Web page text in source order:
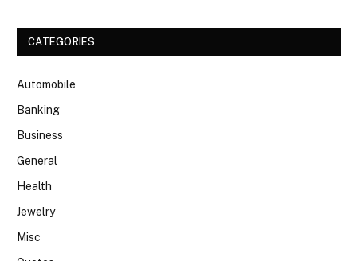
CATEGORIES
Automobile
Banking
Business
General
Health
Jewelry
Misc